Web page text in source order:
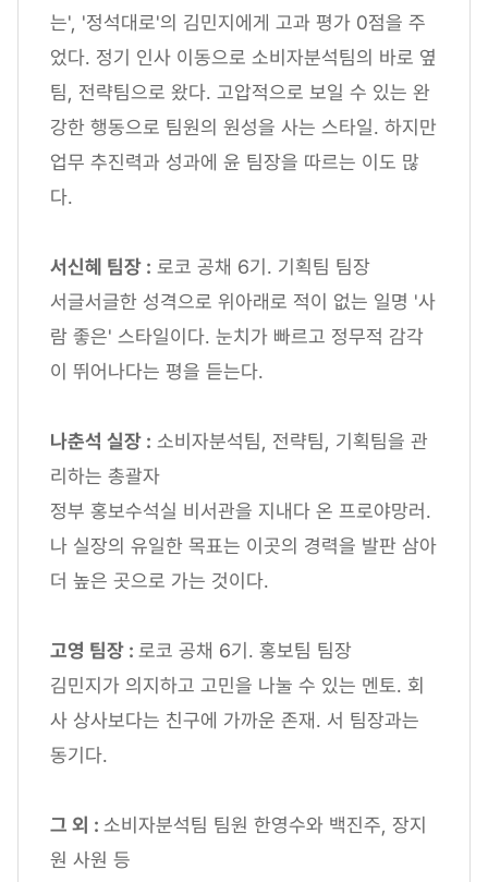
는', '정석대로'의 김민지에게 고과 평가 0점을 주
었다. 정기 인사 이동으로 소비자분석팀의 바로 옆
팀, 전략팀으로 왔다. 고압적으로 보일 수 있는 완
강한 행동으로 팀원의 원성을 사는 스타일. 하지만
업무 추진력과 성과에 윤 팀장을 따르는 이도 많
다.
서신혜 팀장 : 로코 공채 6기. 기획팀 팀장
서글서글한 성격으로 위아래로 적이 없는 일명 '사
람 좋은' 스타일이다. 눈치가 빠르고 정무적 감각
이 뛰어나다는 평을 듣는다.
나춘석 실장 : 소비자분석팀, 전략팀, 기획팀을 관
리하는 총괄자
정부 홍보수석실 비서관을 지내다 온 프로야망러.
나 실장의 유일한 목표는 이곳의 경력을 발판 삼아
더 높은 곳으로 가는 것이다.
고영 팀장 : 로코 공채 6기. 홍보팀 팀장
김민지가 의지하고 고민을 나눌 수 있는 멘토. 회
사 상사보다는 친구에 가까운 존재. 서 팀장과는
동기다.
그 외 : 소비자분석팀 팀원 한영수와 백진주, 장지
원 사원 등